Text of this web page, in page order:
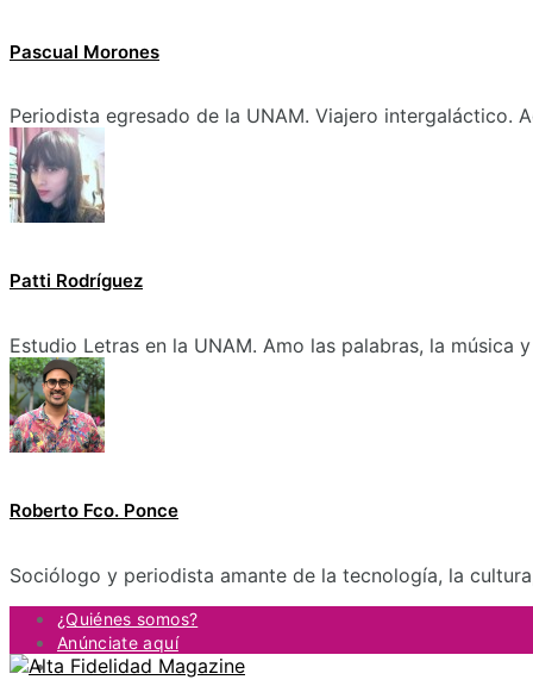
Pascual Morones
Periodista egresado de la UNAM. Viajero intergaláctico.
Patti Rodríguez
Estudio Letras en la UNAM. Amo las palabras, la música
Roberto Fco. Ponce
Sociólogo y periodista amante de la tecnología, la
¿Quiénes somos?
Anúnciate aquí
Contacto